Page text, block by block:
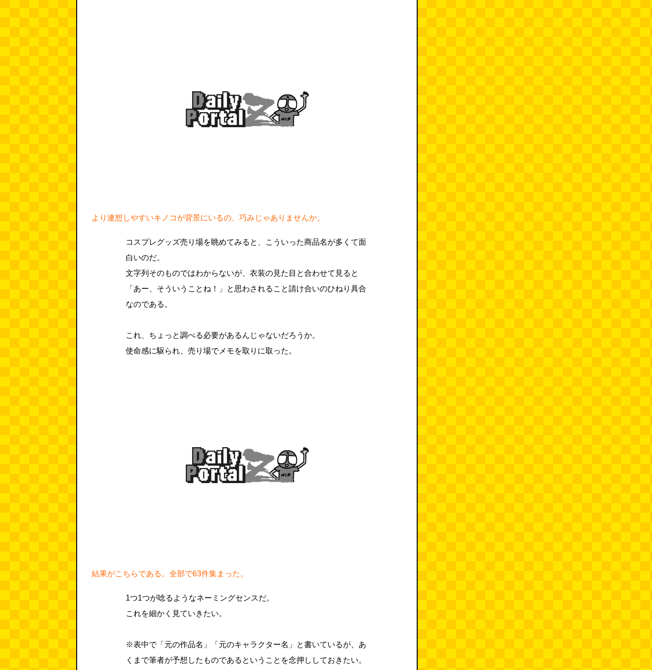
より連想しやすいキノコが背景にいるの、巧みじゃありませんか。
コスプレグッズ売り場を眺めてみると、こういった商品名が多くて面
白いのだ。
文字列そのものではわからないが、衣装の見た目と合わせて見ると
「あー、そういうことね！」と思わされること請け合いのひねり具合
なのである。
これ、ちょっと調べる必要があるんじゃないだろうか。
使命感に駆られ、売り場でメモを取りに取った。
結果がこちらである。全部で63件集まった。
1つ1つが唸るようなネーミングセンスだ。
これを細かく見ていきたい。
※表中で「元の作品名」「元のキャラクター名」と書いているが、あ
くまで筆者が予想したものであるということを念押ししておきたい。